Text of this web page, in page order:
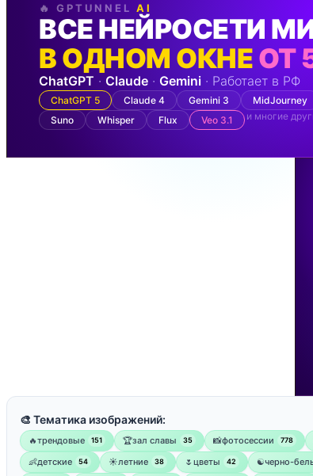
🔥 GPTUNNEL AI
ВСЕ НЕЙРОСЕТИ
В ОДНОМ ОКНЕОТ
ChatGPT · Claude · Gemini · Работает в РФ
ChatGPT 5 Claude 4 Gemini 3 MidJourney
Suno
Whisper Flux Veo 3.1 и многие
🎨 Тематика изображений:
🔥трендовые 151 🏆зал славы 35 📸фотосессии 778
👶детские 54 ☀️летние 38 🌷цветы 42 ☯︎черно-